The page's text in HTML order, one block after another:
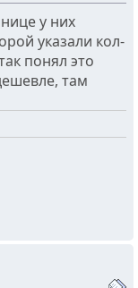
у них
указали кол-
понял это
там